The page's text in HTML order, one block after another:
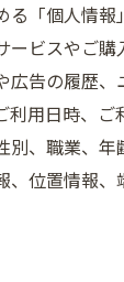
る「個人情
ービスやご
広告の履歴
利用日時、
別、職業、
、位置情報